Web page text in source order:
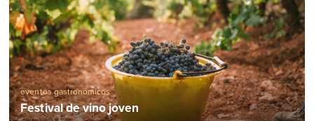
eventos gastronómicos
Festival de vino joven